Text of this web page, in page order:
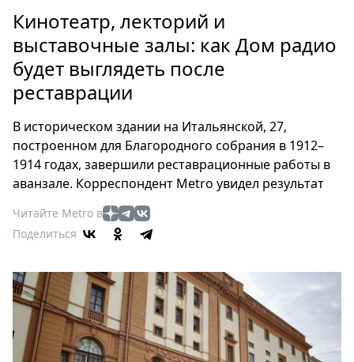
Россия
Мир
Здоровье
Еда
Туризм
Мода
Театр
Кино
Книги
Выставки
релизы
О
Metro
Стримы
Кинотеатр, лекторий и
выставочные залы: как Дом радио
будет выглядеть после
реставрации
В историческом здании на Итальянской, 27,
построенном для Благородного собрания в 1912–
1914 годах, завершили реставрационные работы в
аванзале. Корреспондент Metro увидел результат
Читайте Metro в
Поделиться